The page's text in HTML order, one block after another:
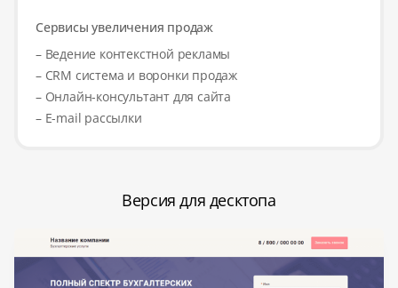
Сервисы увеличения продаж
– Ведение контекстной рекламы
– CRM система и воронки продаж
– Онлайн-консультант для сайта
– E-mail рассылки
Версия для десктопа